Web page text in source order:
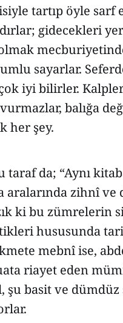
tartıp öyle sarf
gidecekleri
sayarlar.
iyi bilirler.
balığa
her şey.
taraf da; “Aynı
aralarında zihnî
ki bu zümrelerin
hususunda
mebnî ise,
riayet eden
basit ve dümdüz